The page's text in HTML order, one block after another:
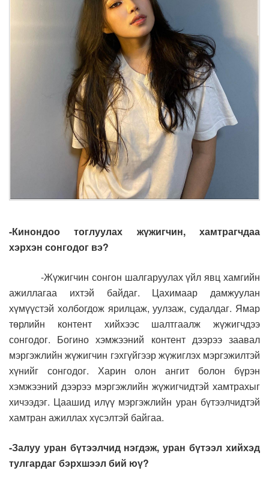
-Кинондоо тоглуулах жүжигчин, хамтрагчдаа
хэрхэн сонгодог вэ?
-Жүжигчин сонгон шалгаруулах үйл явц хамгийн
ажиллагаа ихтэй байдаг. Цахимаар дамжуулан
хүмүүстэй холбогдож ярилцаж, уулзаж, судалдаг. Ямар
төрлийн контент хийхээс шалтгаалж жүжигчдээ
сонгодог. Богино хэмжээний контент дээрээ заавал
мэргэжлийн жүжигчин гэхгүйгээр жүжиглэх мэргэжилтэй
хүнийг сонгодог. Харин олон ангит болон бүрэн
хэмжээний дээрээ мэргэжлийн жүжигчидтэй хамтрахыг
хичээдэг. Цаашид илүү мэргэжлийн уран бүтээлчидтэй
хамтран ажиллах хүсэлтэй байгаа.
-Залуу уран бүтээлчид нэгдэж, уран бүтээл хийхэд
тулгардаг бэрхшээл бий юү?